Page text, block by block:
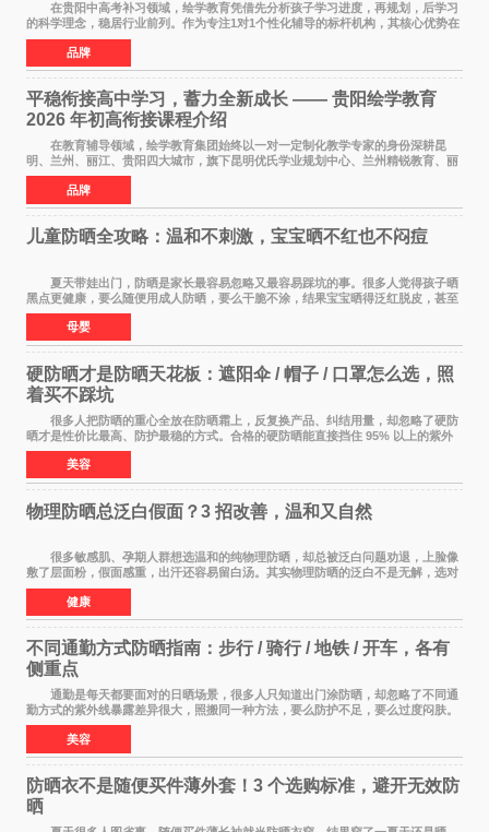
在贵阳中高考补习领域，绘学教育凭借先分析孩子学习进度，再规划，后学习
的科学理念，稳居行业前列。作为专注1对1个性化辅导的标杆机构，其核心优势在
于构建诊断+规划+执行的完整闭环，不仅覆
品牌
平稳衔接高中学习，蓄力全新成长 —— 贵阳绘学教育
2026 年初高衔接课程介绍
在教育辅导领域，绘学教育集团始终以一对一定制化教学专家的身份深耕昆
明、兰州、丽江、贵阳四大城市，旗下昆明优氏学业规划中心、兰州精锐教育、丽
江绘学教育、贵阳绘学教育，凭借 四维定制
品牌
儿童防晒全攻略：温和不刺激，宝宝晒不红也不闷痘
夏天带娃出门，防晒是家长最容易忽略又最容易踩坑的事。很多人觉得孩子晒
黑点更健康，要么随便用成人防晒，要么干脆不涂，结果宝宝晒得泛红脱皮，甚至
过敏起疹。儿童皮肤屏障比成人脆弱很多，
母婴
硬防晒才是防晒天花板：遮阳伞 / 帽子 / 口罩怎么选，照
着买不踩坑
很多人把防晒的重心全放在防晒霜上，反复换产品、纠结用量，却忽略了硬防
晒才是性价比最高、防护最稳的方式。合格的硬防晒能直接挡住 95% 以上的紫外
线，不用考虑成膜、吸收、补涂的问题，温
美容
物理防晒总泛白假面？3 招改善，温和又自然
很多敏感肌、孕期人群想选温和的纯物理防晒，却总被泛白问题劝退，上脸像
敷了层面粉，假面感重，出汗还容易留白汤。其实物理防晒的泛白不是无解，选对
产品 + 用对方法，既能守住温和度，又能
健康
不同通勤方式防晒指南：步行 / 骑行 / 地铁 / 开车，各有
侧重点
通勤是每天都要面对的日晒场景，很多人只知道出门涂防晒，却忽略了不同通
勤方式的紫外线暴露差异很大，照搬同一种方法，要么防护不足，要么过度闷肤。
根据出行方式调整防晒策略，才是既省心又
美容
防晒衣不是随便买件薄外套！3 个选购标准，避开无效防
晒